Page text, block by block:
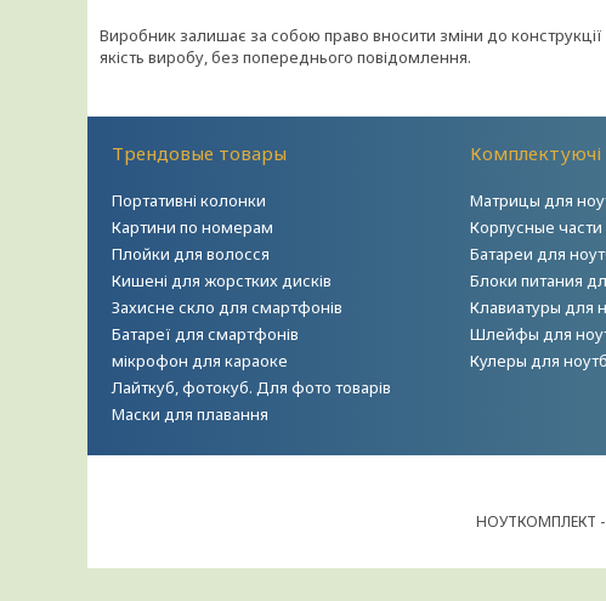
Виробник залишає за собою право вносити зміни до
якість виробу, без попереднього повідомлення.
Трендовые товары
Портативні колонки
Картини по номерам
Плойки для волосся
Кишені для жорстких дисків
Захисне скло для смартфонів
Батареї для смартфонів
мікрофон для караоке
Лайткуб, фотокуб. Для фото товарів
Маски для плавання
Комплектуючі
Матрицы для
Корпусные
Батареи для
Блоки питания
Клавиатуры для
Шлейфы для
Кулеры для